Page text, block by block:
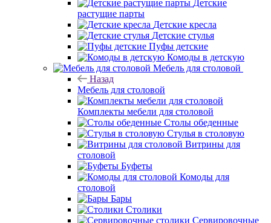
Детские
растущие парты
Детские кресла
Детские стулья
Пуфы детские
Комоды в детскую
Мебель для столовой
Назад
Мебель для столовой
Комплекты мебели для столовой
Столы обеденные
Стулья в столовую
Витрины для
столовой
Буфеты
Комоды для
столовой
Бары
Столики
Сервировочные